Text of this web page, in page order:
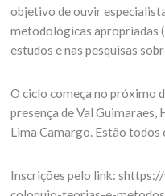
objetivo de ouvir
metodológicas apropriadas
estudos e nas pesquisas
O ciclo começa no próximo
presença de Val
Lima Camargo. Estão todos
Inscrições pelo link: